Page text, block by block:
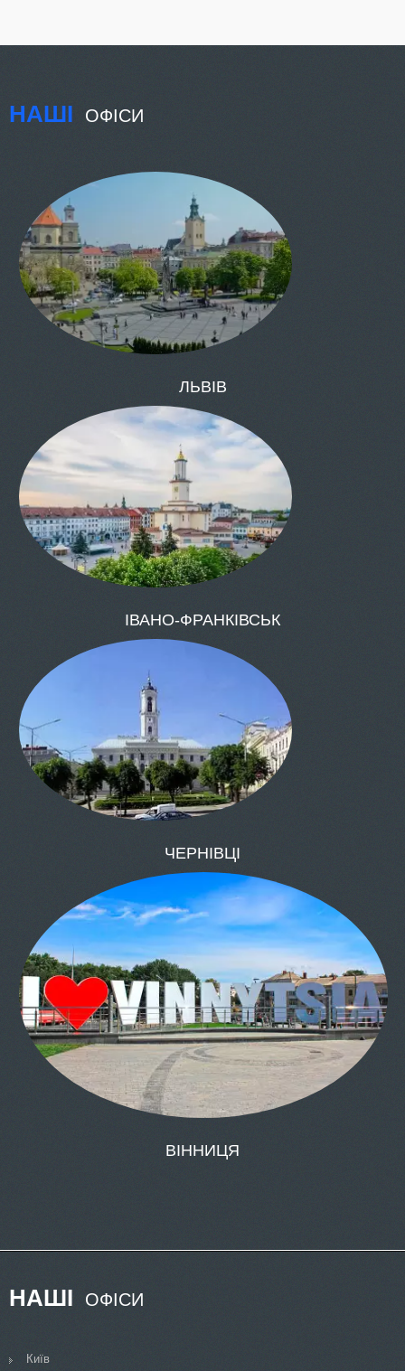
НАШІ ОФІСИ
КИЇВ
ОДЕСА
НАШІ ОФІСИ
Київ